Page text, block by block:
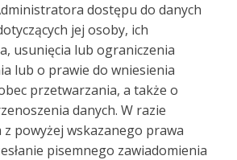
dostępu do danych
jej osoby, ich
usunięcia lub ograniczenia
lub o prawie do wniesienia
przetwarzania, a także o
danych. W razie
powyżej wskazanego prawa
pisemnego zawiadomienia